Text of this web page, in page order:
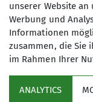
Ämter
unserer Website
Werbung und
Informationen
zusammen, die Sie
im Rahmen Ihrer
ANALYTICS